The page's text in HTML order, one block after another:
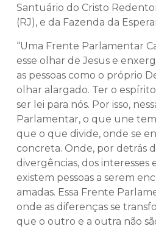
Santuário do Cristo
(RJ), e da Fazenda da
“Uma Frente Parlamentar
esse olhar de Jesus e
as pessoas como o próprio
olhar alargado. Ter o
ser lei para nós. Por isso,
Parlamentar, o que une
que o que divide, onde se
concreta. Onde, por detrás
divergências, dos interesses
existem pessoas a serem
amadas. Essa Frente
onde as diferenças se
que o outro e a outra não